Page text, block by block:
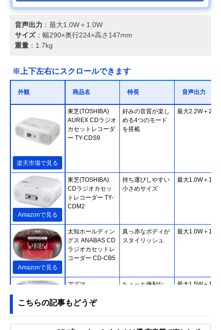
音声出力 ：最大1.0W＋1.0W
サイズ：幅290×奥行224×高さ147mm
重量 ：1.7kg
※上下左右にスクロールできます
外観 商品名 特長 音声出力
楽天市場で見る
東芝(TOSHIBA)
AUREX CDラジオ
カセットレコーダ
ー TY-CDS9
好みの音質が楽し
める4つのモード
を搭載
最大2.2W＋
Amazonで見る
東芝(TOSHIBA)
CDラジオカセッ
トレコーダー TY-
CDM2
持ち運びしやすい
小さめサイズ
最大1.0W＋
Amazonで見る
太知ホールディン
グス ANABAS CD
ラジオカセットレ
コーダー CD-CB5
真っ赤なボディが
スタイリッシュ
最大1.0W＋
アズマ
EA-CRCD
ちょっと便利な
最大1.5W＋
こちらの記事もどうぞ